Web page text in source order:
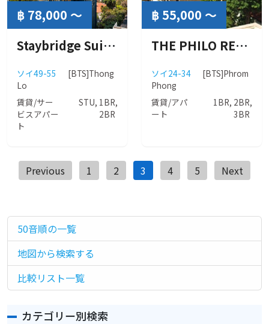
฿ 78,000 〜
Staybridge Suites Bangkok Thonglor ( ステイ ブリッジ スィート バンコク トンロー )
ソイ49-55
[BTS]Thong
Lo
賃貸/サー
ビスアパー
ト
STU, 1BR,
2BR
฿ 55,000 ～
THE PHILO RESIDENCE (ザ フィロレジデンス)
ソイ24-34
[BTS]Phrom
Phong
賃貸/アパ
ート
1BR, 2BR,
3BR
投
稿
ビ
ゲ
ョ
Previous 1 2 3 4 5 Next
50音順の一覧
地図から検索する
比較リスト一覧
カテゴリー別検索